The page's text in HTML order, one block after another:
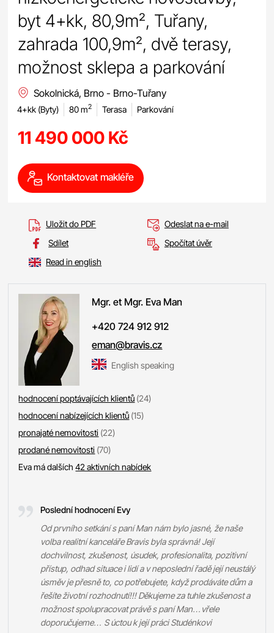
byt 4+kk, 80,9m², Tuřany,
zahrada 100,9m², dvě terasy,
možnost sklepa a parkování
Sokolnická, Brno - Brno-Tuřany
4+kk (Byty) 80 m2 Terasa Parkování
11 490 000 Kč
Kontaktovat makléře
Uložit do PDF
Odeslat na e-mail
Sdílet
Spočítat úvěr
Read in english
Mgr. et Mgr. Eva Man
+420 724 912 912
eman@bravis.cz
English speaking
hodnocení poptávajících klientů (24)
hodnocení nabízejících klientů (15)
pronajaté nemovitosti (22)
prodané nemovitosti (70)
Eva má dalších42 aktivních nabídek
Poslední hodnocení Evy
Od prvního setkání s paní Man nám bylo jasné, že naše
volba realitní kanceláře Bravis byla správná! Její
dochvilnost, zkušenost, úsudek, profesionalita, pozitivní
přístup, odhad situace i lidí a v neposlední řadě její neustálý
úsměv je přesně to, co potřebujete, když prodáváte dům a
řešíte životní rozhodnutí!!! Děkujeme za tuhle zkušenost a
možnost spolupracovat právě s paní Man…vřele
doporučujeme… S úctou k její práci Studénkovi